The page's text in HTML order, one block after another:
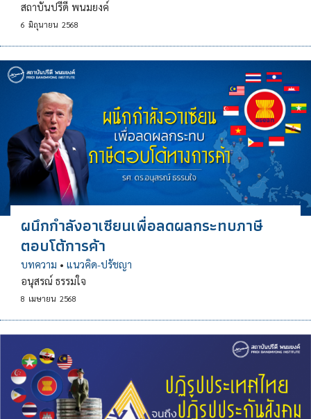
สถาบันปรีดี พนมยงค์
6 มิถุนายน 2568
ผนึกกำลังอาเซียนเพื่อลดผลกระทบภาษี
ตอบโต้การค้า
บทความ • แนวคิด-ปรัชญา
อนุสรณ์ ธรรมใจ
8 เมษายน 2568